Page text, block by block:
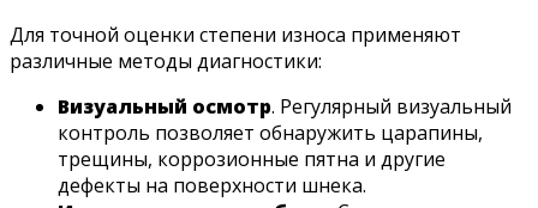
Для точной оценки степени износа применяют
различные методы диагностики:
Визуальный осмотр. Регулярный визуальный
контроль позволяет обнаружить царапины,
трещины, коррозионные пятна и другие
дефекты на поверхности шнека.